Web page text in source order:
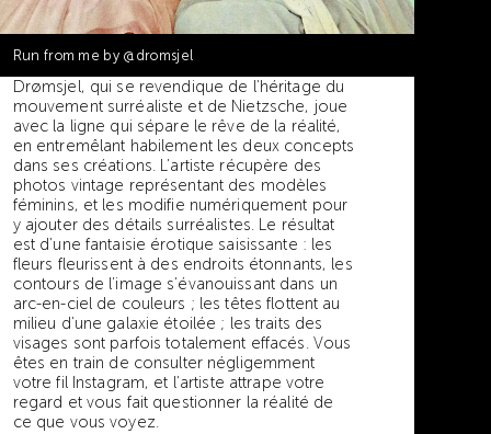
Run from me by @dromsjel
Drømsjel, qui se revendique de l’héritage du
mouvement surréaliste et de Nietzsche, joue
avec la ligne qui sépare le rêve de la réalité,
en entremêlant habilement les deux concepts
dans ses créations. L’artiste récupère des
photos vintage représentant des modèles
féminins, et les modifie numériquement pour
y ajouter des détails surréalistes. Le résultat
est d’une fantaisie érotique saisissante : les
fleurs fleurissent à des endroits étonnants, les
contours de l’image s’évanouissant dans un
arc-en-ciel de couleurs ; les têtes flottent au
milieu d’une galaxie étoilée ; les traits des
visages sont parfois totalement effacés. Vous
êtes en train de consulter négligemment
votre fil Instagram, et l’artiste attrape votre
regard et vous fait questionner la réalité de
ce que vous voyez.